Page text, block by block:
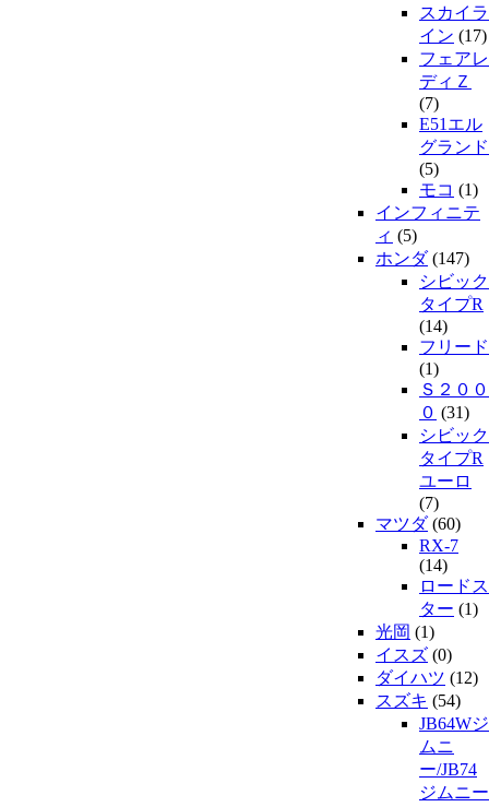
スカイラ
イン (17)
フェアレ
ディＺ
(7)
E51エル
グランド
(5)
モコ (1)
インフィニテ
ィ (5)
ホンダ(147)
シビック
タイプR
(14)
フリード
(1)
Ｓ２００
０ (31)
シビック
タイプR
ユーロ
(7)
マツダ(60)
RX-7
(14)
ロードス
ター (1)
光岡 (1)
イスズ (0)
ダイハツ (12)
スズキ (54)
JB64Wジ
ムニ
ー/JB74
ジムニー